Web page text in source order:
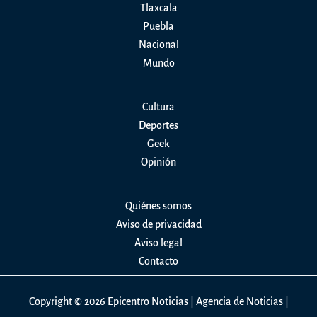
Tlaxcala
Puebla
Nacional
Mundo
Cultura
Deportes
Geek
Opinión
Quiénes somos
Aviso de privacidad
Aviso legal
Contacto
Copyright © 2026 Epicentro Noticias | Agencia de Noticias |